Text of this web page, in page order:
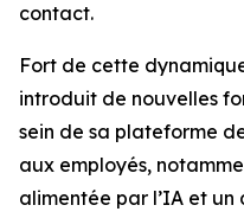
contact.
Fort de cette
introduit de nouvelles
sein de sa plateforme
aux employés,
alimentée par l’IA et un